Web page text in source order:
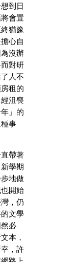
到日
會置
猶豫
心自
沒辦
對研
人不
租的
沮喪
」的
事
帶著
學期
地做
開始
，仍
文學
必
本，
，許